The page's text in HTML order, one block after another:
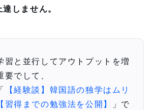
しません。
習と並行してアウトプットを増
でして、
【経験談】韓国語の独学はムリ
習得までの勉強法を公開】
」で